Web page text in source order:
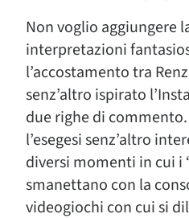
Non voglio aggiungere
interpretazioni
l’accostamento tra
senz’altro ispirato
due righe di
l’esegesi senz’altro
diversi momenti in cui i
smanettano con la
videogiochi con cui si